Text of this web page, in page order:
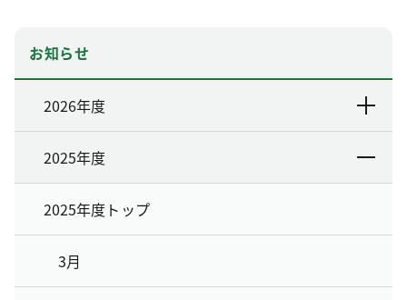
お知らせ
2026年度
2025年度
2025年度トップ
3月